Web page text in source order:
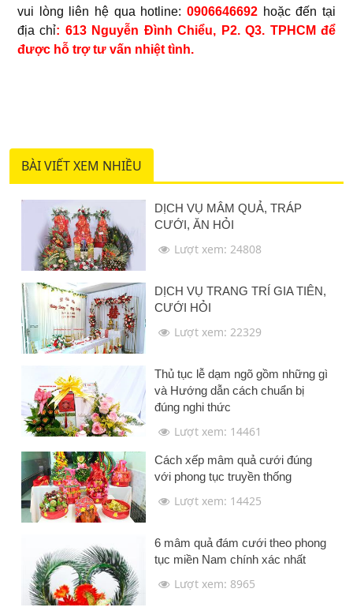
vui lòng liên hệ qua hotline: 0906646692 hoặc đến tại
địa chỉ: 613 Nguyễn Đình Chiểu, P2. Q3. TPHCM để
được hỗ trợ tư vấn nhiệt tình.
BÀI VIẾT XEM NHIỀU
DỊCH VỤ MÂM QUẢ, TRÁP
CƯỚI, ĂN HỎI
Lượt xem: 24808
DỊCH VỤ TRANG TRÍ GIA TIÊN,
CƯỚI HỎI
Lượt xem: 22329
Thủ tục lễ dạm ngõ gồm những gì
và Hướng dẫn cách chuẩn bị
đúng nghi thức
Lượt xem: 14461
Cách xếp mâm quả cưới đúng
với phong tục truyền thống
Lượt xem: 14425
6 mâm quả đám cưới theo phong
tục miền Nam chính xác nhất
Lượt xem: 8965